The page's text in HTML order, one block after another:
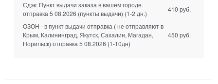
Сдэк: Пункт выдачи заказа в вашем городе.
отправка 5 08.2026 (пункты выдачи) (1-2 дн.)
410 руб.
ОЗОН - в пункт выдачи отправка ( не отправляют в
Крым, Калининград, Якутск, Сахалин, Магадан,
Норильск) отправка 5 08.2026 (1-10дн)
450 руб.